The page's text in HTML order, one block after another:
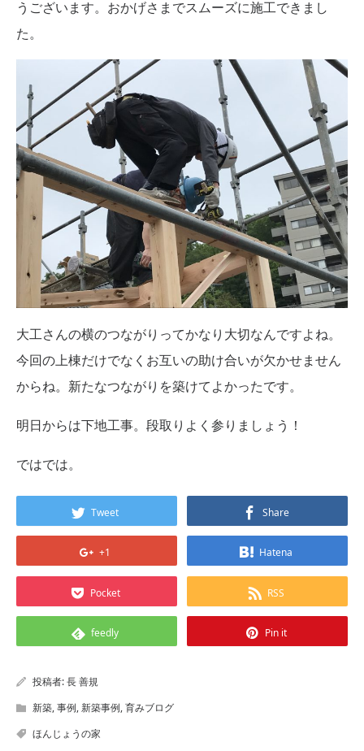
うございます。おかげさまでスムーズに施工できまし
た。
大工さんの横のつながりってかなり大切なんですよね。
今回の上棟だけでなくお互いの助け合いが欠かせません
からね。新たなつながりを築けてよかったです。
明日からは下地工事。段取りよく参りましょう！
ではでは。
Tweet Share
+1 Hatena
Pocket RSS
feedly Pin it
投稿者:長 善規
新築,事例,新築事例,育みブログ
ほんじょうの家